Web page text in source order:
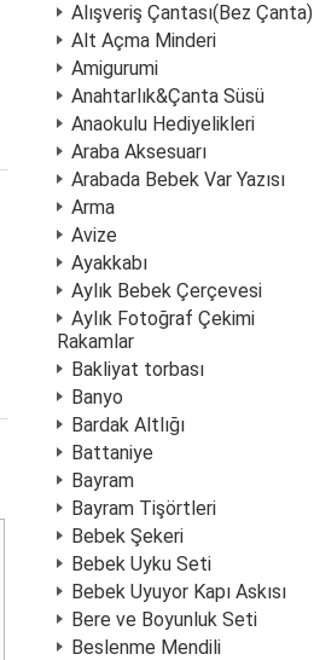
Alışveriş Çantası(Bez Çanta)
Alt Açma Minderi
Amigurumi
Anahtarlık&Çanta Süsü
Anaokulu Hediyelikleri
Araba Aksesuarı
Arabada Bebek Var Yazısı
Arma
Avize
Ayakkabı
Aylık Bebek Çerçevesi
Aylık Fotoğraf Çekimi
Rakamlar
Bakliyat torbası
Banyo
Bardak Altlığı
Battaniye
Bayram
Bayram Tişörtleri
Bebek Şekeri
Bebek Uyku Seti
Bebek Uyuyor Kapı Askısı
Bere ve Boyunluk Seti
Beslenme Mendili